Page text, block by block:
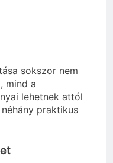
sokszor nem
mind a
lehetnek attól
praktikus